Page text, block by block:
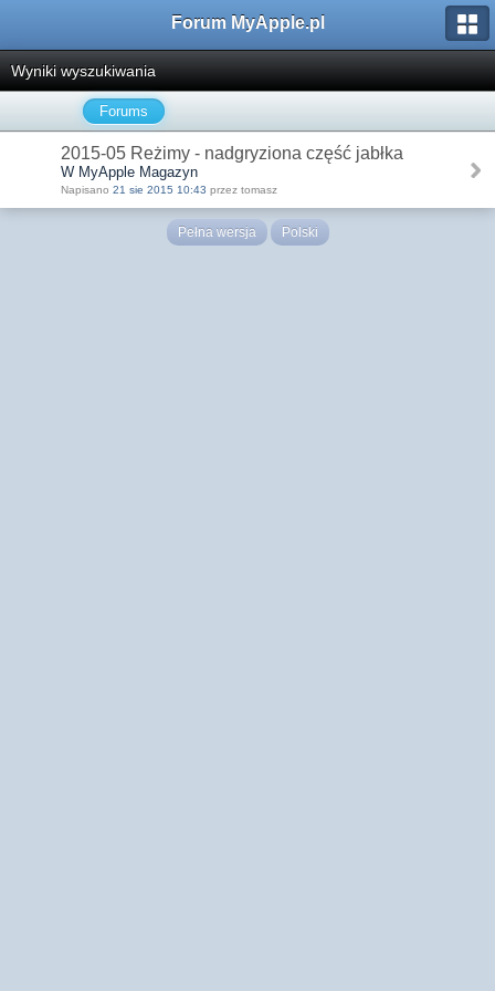
Forum MyApple.pl
Wyniki wyszukiwania
Forums
2015-05 Reżimy - nadgryziona część jabłka
W MyApple Magazyn
Napisano 21 sie 2015 10:43 przez tomasz
Pełna wersja Polski